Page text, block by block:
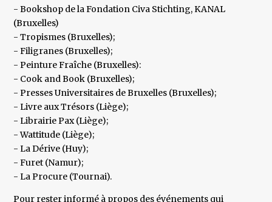
- Bookshop de la Fondation Civa Stichting, KANAL
(Bruxelles)
- Tropismes (Bruxelles);
- Filigranes (Bruxelles);
- Peinture Fraîche (Bruxelles):
- Cook and Book (Bruxelles);
- Presses Universitaires de Bruxelles (Bruxelles);
- Livre aux Trésors (Liège);
- Librairie Pax (Liège);
- Wattitude (Liège);
- La Dérive (Huy);
- Furet (Namur);
- La Procure (Tournai).
Pour rester informé à propos des événements qui